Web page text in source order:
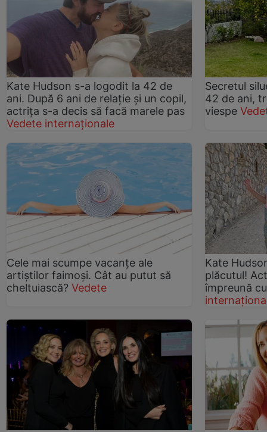
Kate Hudson s-a logodit la 42 de
ani. După 6 ani de relație și un copil,
actrița s-a decis să facă marele pas
Vedete internaționale
Secretul
42 de ani,
viespe
Cele mai scumpe vacanţe ale
artiştilor faimoşi. Cât au putut să
cheltuiască? Vedete
Kate
plăcutul!
împreună